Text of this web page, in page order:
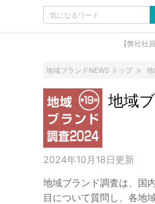
【弊社社
地域ブランドNEWS トップ
地域
2024年10月18日 更新
地域ブランド調査は、国
目について質問し、各地